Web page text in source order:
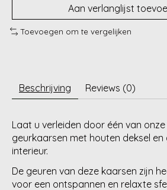
Aan verlanglijst
Toevoegen om te vergelijken
Beschrijving Reviews (0)
Laat u verleiden door één van
geurkaarsen met houten deksel
interieur.
De geuren van deze kaarsen zijn
voor een ontspannen en relaxte